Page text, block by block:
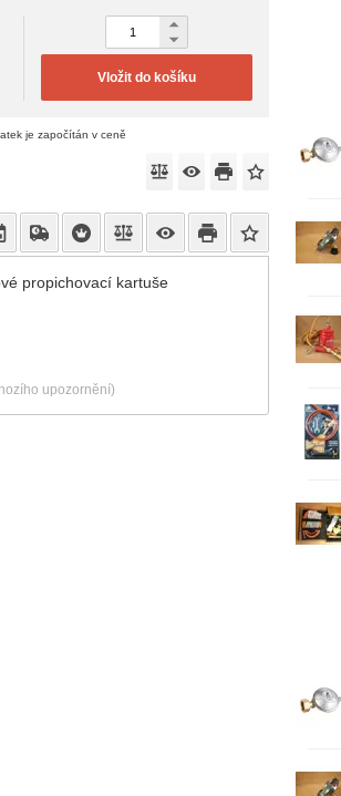
Vložit do košíku
je započítán v ceně
propichovací kartuše
upozornění)